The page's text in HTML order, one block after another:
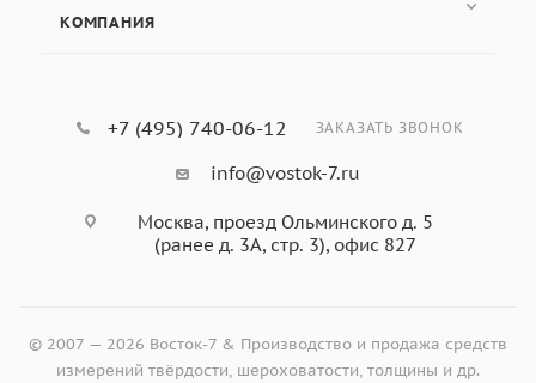
КОМПАНИЯ
+7 (495) 740-06-12 ЗАКАЗАТЬ ЗВОНОК
info@vostok-7.ru
Москва, проезд Ольминского д. 5
(ранее д. 3А, стр. 3), офис 827
© 2007 — 2026 Восток-7 & Производство и продажа средств
измерений твёрдости, шероховатости, толщины и др.